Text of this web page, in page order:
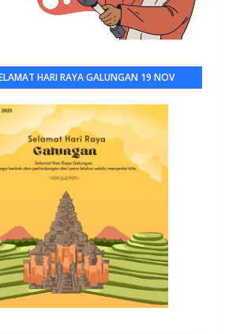
HARI RAYA GALUNGAN 19 NOV